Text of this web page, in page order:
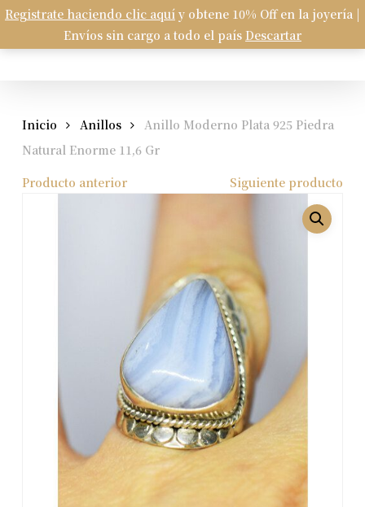
Registrate haciendo clic aquí y obtene 10% Off en la joyería |
Envíos sin cargo a todo el país Descartar
Skip
main
search
Carrito Cart
Inicio Anillos
Anillo Moderno Plata 925 Piedra
Natural Enorme 11,6 Gr
Producto anterior
Siguiente producto